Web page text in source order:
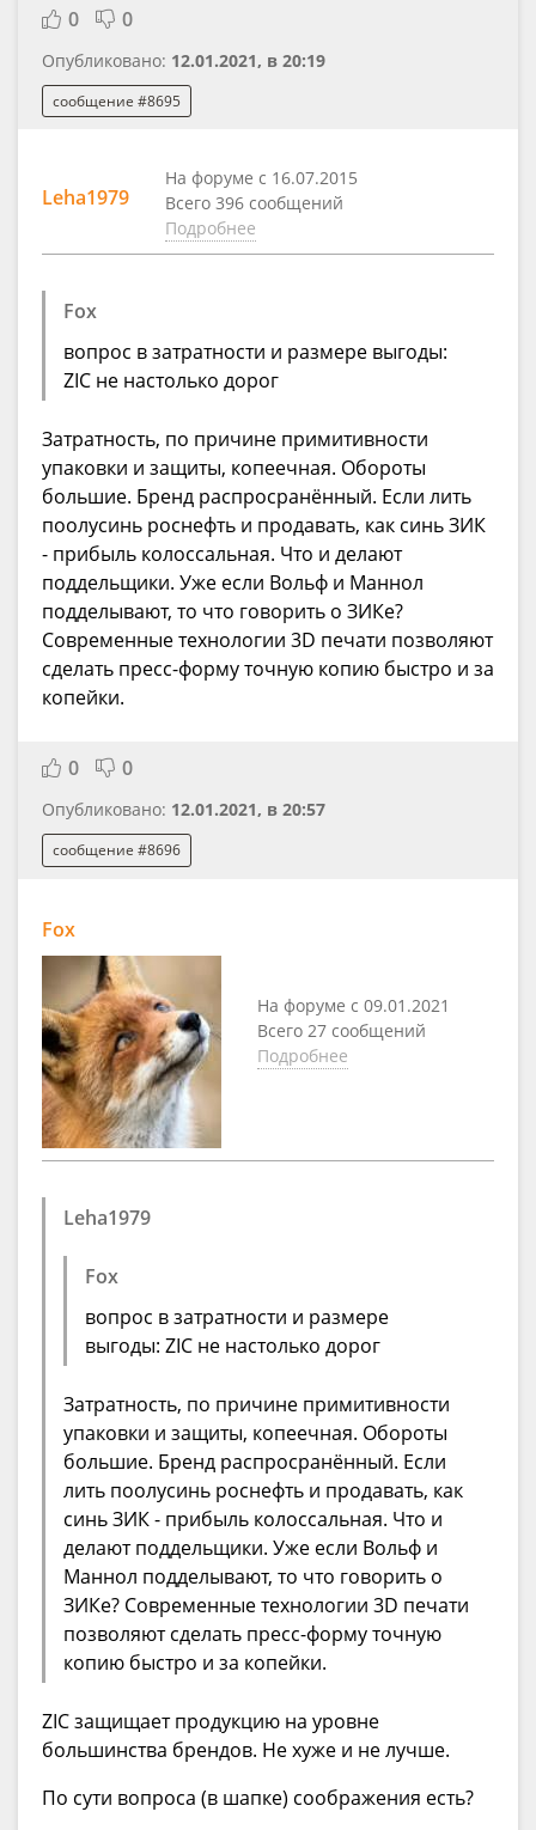
0 0
Опубликовано: 12.01.2021, в 20:19
сообщение #8695
Leha1979
На форуме с 16.07.2015
Всего 396 сообщений
Подробнее
Fox
вопрос в затратности и размере выгоды:
ZIC не настолько дорог
Затратность, по причине примитивности
упаковки и защиты, копеечная. Обороты
большие. Бренд распросранённый. Если лить
поолусинь роснефть и продавать, как синь ЗИК
- прибыль колоссальная. Что и делают
поддельщики. Уже если Вольф и Маннол
подделывают, то что говорить о ЗИКе?
Современные технологии 3D печати позволяют
сделать пресс-форму точную копию быстро и за
копейки.
0 0
Опубликовано: 12.01.2021, в 20:57
сообщение #8696
Fox
На форуме с 09.01.2021
Всего 27 сообщений
Подробнее
Leha1979
Fox
вопрос в затратности и размере
выгоды: ZIC не настолько дорог
Затратность, по причине примитивности
упаковки и защиты, копеечная. Обороты
большие. Бренд распросранённый. Если
лить поолусинь роснефть и продавать, как
синь ЗИК - прибыль колоссальная. Что и
делают поддельщики. Уже если Вольф и
Маннол подделывают, то что говорить о
ЗИКе? Современные технологии 3D печати
позволяют сделать пресс-форму точную
копию быстро и за копейки.
ZIC защищает продукцию на уровне
большинства брендов. Не хуже и не лучше.
По сути вопроса (в шапке) соображения есть?